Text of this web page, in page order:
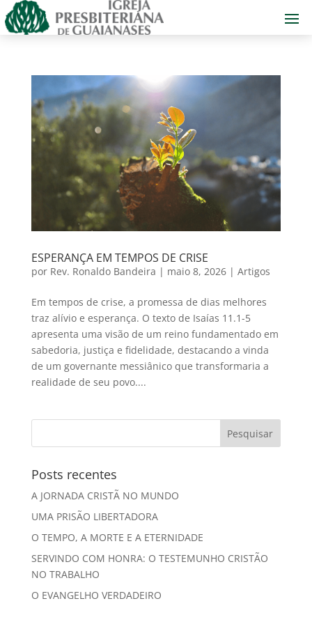
ESPERANÇA EM TEMPOS DE CRISE
por Rev. Ronaldo Bandeira | maio 8, 2026| Artigos
Em tempos de crise, a promessa de dias melhores
traz alívio e esperança. O texto de Isaías 11.1-5
apresenta uma visão de um reino fundamentado em
sabedoria, justiça e fidelidade, destacando a vinda
de um governante messiânico que transformaria a
realidade de seu povo....
Posts recentes
A JORNADA CRISTÃ NO MUNDO
UMA PRISÃO LIBERTADORA
O TEMPO, A MORTE E A ETERNIDADE
SERVINDO COM HONRA: O TESTEMUNHO CRISTÃO
NO TRABALHO
O EVANGELHO VERDADEIRO